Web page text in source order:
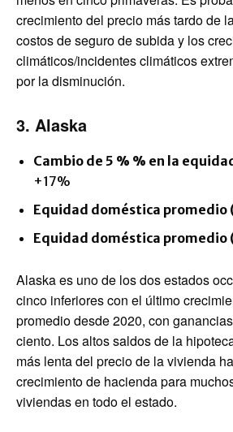
crecimiento del precio más tardo de
costos de seguro de subida y los
climáticos/incidentes climáticos
por la disminución.
3. Alaska
Cambio de 5 % % en la
+17%
Equidad doméstica promedio
Equidad doméstica promedio
Alaska es uno de los dos estados
cinco inferiores con el último
promedio desde 2020, con
ciento. Los altos saldos de la
más lenta del precio de la vivienda
crecimiento de hacienda para
viviendas en todo el estado.